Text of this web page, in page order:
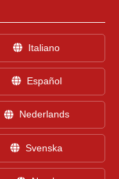
Italiano
Español
Nederlands
Svenska